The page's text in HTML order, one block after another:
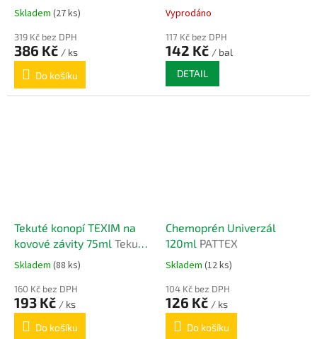
Skladem (27 ks)
319 Kč bez DPH
386 Kč / ks
Do košíku
pasta 250 ml tuba
Vyprodáno
117 Kč bez DPH
142 Kč / bal
DETAIL
Tekuté konopí TEXIM na
kovové závity 75ml Tekuté
konopí TEXIM 75ml
Skladem (88 ks)
160 Kč bez DPH
193 Kč / ks
Do košíku
Chemoprén Univerzál
120ml PATTEX
Skladem (12 ks)
104 Kč bez DPH
126 Kč / ks
Do košíku